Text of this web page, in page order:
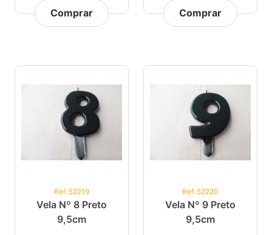
Comprar Comprar
Ref. 52219
Vela Nº 8 Preto
9,5cm
Ref. 52220
Vela Nº 9 Preto
9,5cm